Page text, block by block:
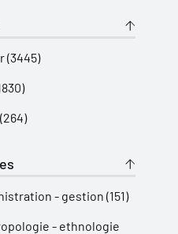
(3445)
- gestion (151)
- ethnologie